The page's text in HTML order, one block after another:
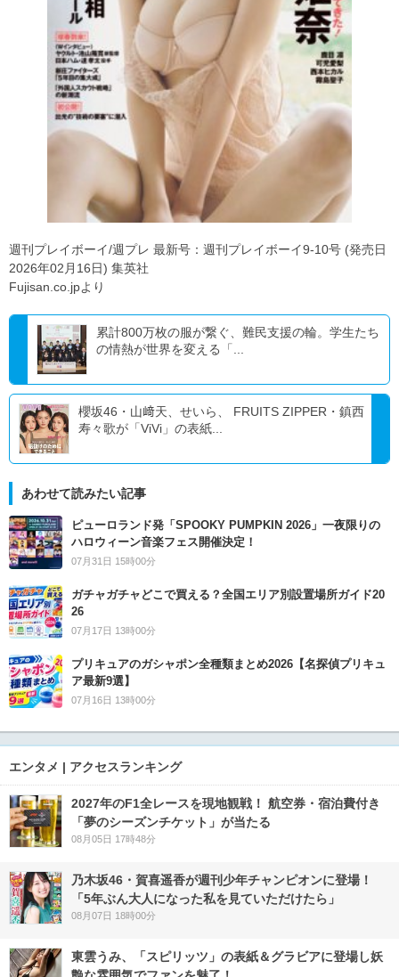
週刊プレイボーイ/週プレ 最新号：週刊プレイボーイ9-10号 (発売日
2026年02月16日) 集英社
Fujisan.co.jpより
累計800万枚の服が繋ぐ、難民支援の輪。学生たち
の情熱が世界を変える「...
櫻坂46・山﨑天、せいら、 FRUITS ZIPPER・鎮西
寿々歌が「ViVi」の表紙...
あわせて読みたい記事
ピューロランド発「SPOOKY PUMPKIN 2026」一夜限りの
ハロウィーン音楽フェス開催決定！
07月31日 15時00分
ガチャガチャどこで買える？全国エリア別設置場所ガイド20
26
07月17日 13時00分
プリキュアのガシャポン全種類まとめ2026【名探偵プリキュ
ア最新9選】
07月16日 13時00分
エンタメ | アクセスランキング
2027年のF1全レースを現地観戦！ 航空券・宿泊費付き
「夢のシーズンチケット」が当たる
08月05日 17時48分
乃木坂46・賀喜遥香が週刊少年チャンピオンに登場！
「5年ぶん大人になった私を見ていただけたら」
08月07日 18時00分
東雲うみ、「スピリッツ」の表紙＆グラビアに登場し妖